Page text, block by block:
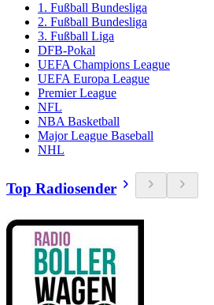
1. Fußball Bundesliga
2. Fußball Bundesliga
3. Fußball Liga
DFB-Pokal
UEFA Champions League
UEFA Europa League
Premier League
NFL
NBA Basketball
Major League Baseball
NHL
Top Radiosender